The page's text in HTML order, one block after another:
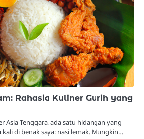
Rahasia Kuliner Gurih yang
Asia Tenggara, ada satu hidangan yang
di benak saya: nasi lemak. Mungkin…